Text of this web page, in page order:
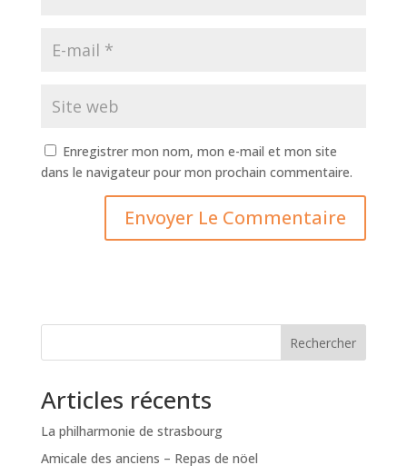
Enregistrer mon nom, mon e-mail et mon site
dans le navigateur pour mon prochain commentaire.
Rechercher
Articles récents
La philharmonie de strasbourg
Amicale des anciens – Repas de nöel